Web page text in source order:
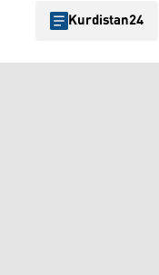
Kurdistan24